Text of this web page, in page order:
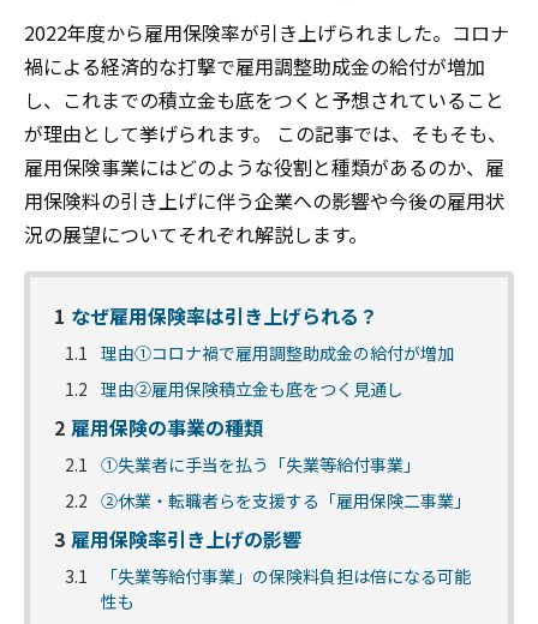
2022年度から雇用保険率が引き上げられました。コロナ
禍による経済的な打撃で雇用調整助成金の給付が増加
し、これまでの積立金も底をつくと予想されていること
が理由として挙げられます。 この記事では、そもそも、
雇用保険事業にはどのような役割と種類があるのか、雇
用保険料の引き上げに伴う企業への影響や今後の雇用状
況の展望についてそれぞれ解説します。
1 なぜ雇用保険率は引き上げられる？
1.1 理由①コロナ禍で雇用調整助成金の給付が増加
1.2 理由②雇用保険積立金も底をつく見通し
2 雇用保険の事業の種類
2.1 ①失業者に手当を払う「失業等給付事業」
2.2 ②休業・転職者らを支援する「雇用保険二事業」
3 雇用保険率引き上げの影響
3.1
「失業等給付事業」の保険料負担は倍になる可能
性も